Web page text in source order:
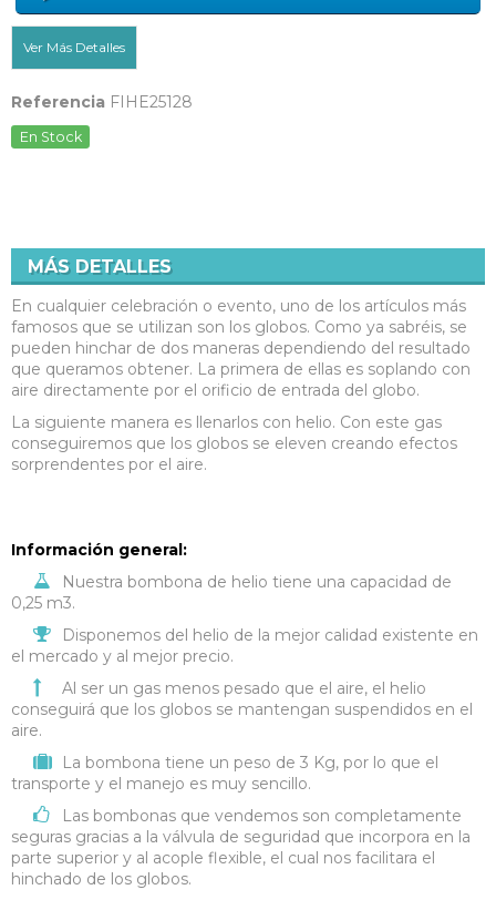
Ver Más Detalles
Referencia FIHE25128
En Stock
MÁS DETALLES
En cualquier celebración o evento, uno de los artículos más
famosos que se utilizan son los globos. Como ya sabréis, se
pueden hinchar de dos maneras dependiendo del resultado
que queramos obtener. La primera de ellas es soplando con
aire directamente por el orificio de entrada del globo.
La siguiente manera es llenarlos con helio. Con este gas
conseguiremos que los globos se eleven creando efectos
sorprendentes por el aire.
Información general:
Nuestra bombona de helio tiene una capacidad de
0,25 m3.
Disponemos del helio de la mejor calidad existente en
el mercado y al mejor precio.
Al ser un gas menos pesado que el aire, el helio
conseguirá que los globos se mantengan suspendidos en el
aire.
La bombona tiene un peso de 3 Kg, por lo que el
transporte y el manejo es muy sencillo.
Las bombonas que vendemos son completamente
seguras gracias a la válvula de seguridad que incorpora en la
parte superior y al acople flexible, el cual nos facilitara el
hinchado de los globos.